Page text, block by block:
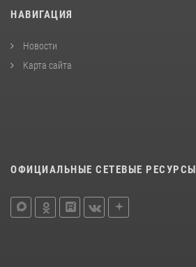
НАВИГАЦИЯ
Новости
Карта сайта
ОФИЦИАЛЬНЫЕ СЕТЕВЫЕ РЕСУРСЫ